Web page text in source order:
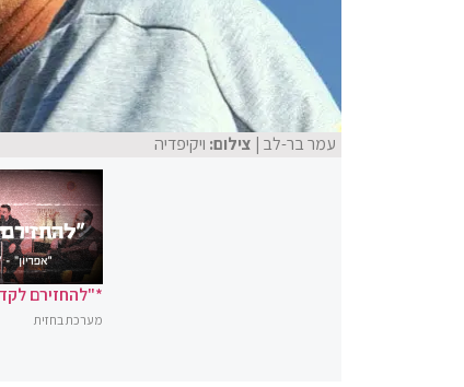
עמר בר-לב | צילום: ויקיפדיה
*"להחזירם
מערכת בחזית